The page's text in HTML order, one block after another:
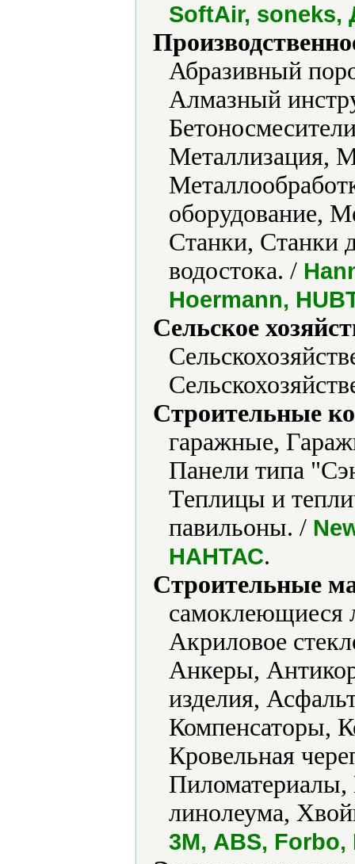
SoftAir, soneks,
Абразивный
Алмазный
Металлизация,
оборудование,
Станки, Станки
водостока. /
Hoermann,
Сельское
Строительные
гаражные,
Панели типа
Теплицы и
павильоны. /
НАНТАС.
Строительные
самоклеющиеся
Акриловое
Анкеры,
изделия,
Компенсаторы,
Кровельная
линолеума,
3М, ABS, Forbo,